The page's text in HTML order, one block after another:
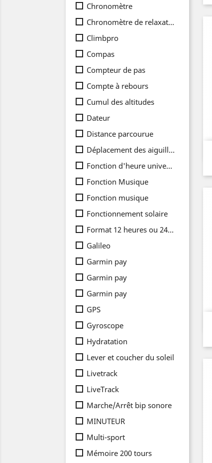
Chronomètre
Chronomètre de relaxation
Climbpro
Compas
Compteur de pas
Compte à rebours
Cumul des altitudes
Dateur
Distance parcourue
Déplacement des aiguilles
Fonction d'heure universelle
Fonction Musique
Fonction musique
Fonctionnement solaire
Format 12 heures ou 24 heures
Galileo
Garmin pay
Garmin pay
Garmin pay
GPS
Gyroscope
Hydratation
Lever et coucher du soleil
Livetrack
LiveTrack
Marche/Arrêt bip sonore
MINUTEUR
Multi-sport
Mémoire 200 tours